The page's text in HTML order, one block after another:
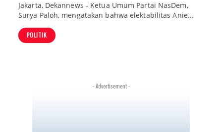
Jakarta, Dekannews - Ketua Umum Partai NasDem,
Surya Paloh, mengatakan bahwa elektabilitas Anie...
POLITIK
- Advertisement -